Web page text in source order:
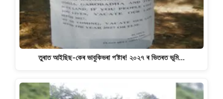
তুৰাত আইছিছ-কেৰ ভাবুকিভৰা প’ষ্টাৰ! ২০২৭ ৰ ভিতৰত ভূমি…